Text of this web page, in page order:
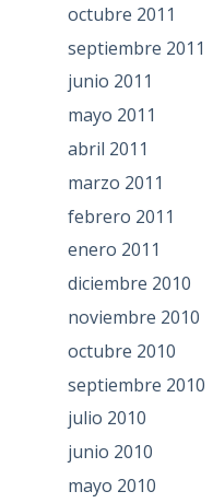
octubre 2011
septiembre 2011
junio 2011
mayo 2011
abril 2011
marzo 2011
febrero 2011
enero 2011
diciembre 2010
noviembre 2010
octubre 2010
septiembre 2010
julio 2010
junio 2010
mayo 2010